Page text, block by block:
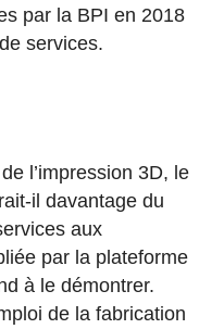
par la BPI en 2018
services.
l’impression 3D, le
il davantage du
aux
par la plateforme
à le démontrer.
de la fabrication